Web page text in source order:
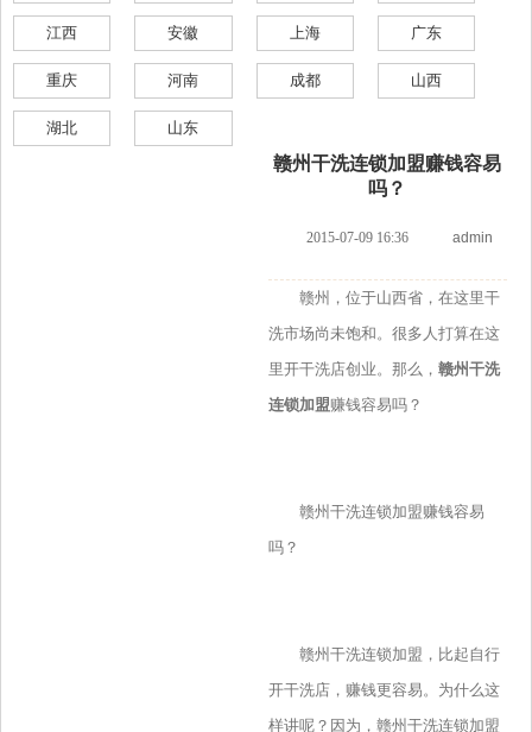
江西 安徽 上海 广东
重庆 河南 成都 山西
湖北 山东
赣州干洗连锁加盟赚钱容易
吗？
2015-07-09 16:36 admin
赣州，位于山西省，在这里干
洗市场尚未饱和。很多人打算在这
里开干洗店创业。那么， 赣州干洗
连锁加盟赚钱容易吗？
赣州干洗连锁加盟赚钱容易
吗？
赣州干洗连锁加盟，比起自行
开干洗店，赚钱更容易。为什么这
样讲呢？因为，赣州干洗连锁加盟